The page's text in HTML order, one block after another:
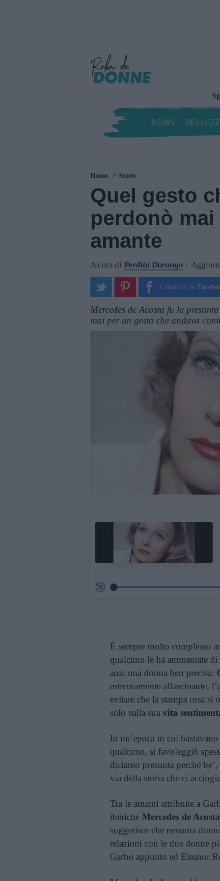
NEWS
Home Storie
Quel gesto
perdonò
amante
A cura di Perdita Durango
Condividi su
Mercedes de Acosta fu la
mai per un gesto che andava
È sempre molto complesso
qualcuno le ha ammantate
anzi una donna ben precisa:
estremamente affascinante,
evitare che la stampa rosa si
solo sulla sua vita
In un’epoca in cui
qualcuno, si favoleggiò
diciamo presunta perché
via della storia che ci
Tra le amanti attribuite a
iberiche Mercedes de Acosta
suggerisce che nessuna
relazioni con le due donne
Garbo appunto ed Eleanor